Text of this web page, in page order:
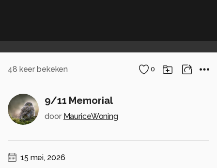
48 keer bekeken 0
9/11 Memorial
door MauriceWoning
15 mei, 2026